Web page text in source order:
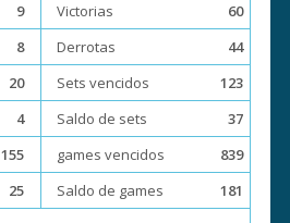
9
8
20
4
155
25
Victorias
60
Derrotas
44
Sets vencidos
123
Saldo de sets
37
games vencidos
839
Saldo de games
181